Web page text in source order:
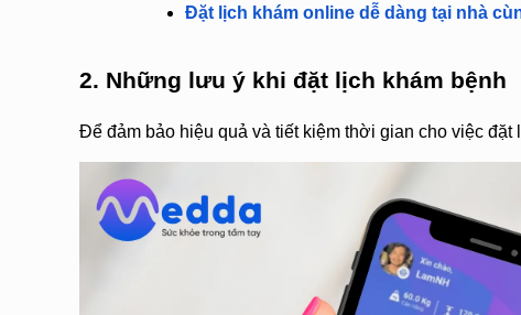
Đặt lịch khám online dễ dàng tại nhà
2. Những lưu ý khi đặt lịch khám bệnh
Để đảm bảo hiệu quả và tiết kiệm thời gian cho việc